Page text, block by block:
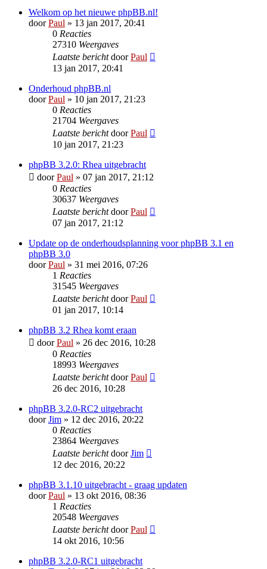
Welkom op het nieuwe phpBB.nl!
doorPaul » 13 jan 2017, 20:41
0 Reacties
27310 Weergaves
Laatste berichtdoorPaul
13 jan 2017, 20:41
Onderhoud phpBB.nl
doorPaul » 10 jan 2017, 21:23
0 Reacties
21704 Weergaves
Laatste berichtdoorPaul
10 jan 2017, 21:23
phpBB 3.2.0: Rhea uitgebracht
doorPaul » 07 jan 2017, 21:12
0 Reacties
30637 Weergaves
Laatste berichtdoorPaul
07 jan 2017, 21:12
Update op de onderhoudsplanning voor phpBB 3.1 en
phpBB 3.0
doorPaul » 31 mei 2016, 07:26
1 Reacties
31545 Weergaves
Laatste berichtdoorPaul
01 jan 2017, 10:14
phpBB 3.2 Rhea komt eraan
doorPaul » 26 dec 2016, 10:28
0 Reacties
18993 Weergaves
Laatste berichtdoorPaul
26 dec 2016, 10:28
phpBB 3.2.0-RC2 uitgebracht
doorJim » 12 dec 2016, 20:22
0 Reacties
23864 Weergaves
Laatste berichtdoorJim
12 dec 2016, 20:22
phpBB 3.1.10 uitgebracht - graag updaten
doorPaul » 13 okt 2016, 08:36
1 Reacties
20548 Weergaves
Laatste berichtdoorPaul
14 okt 2016, 10:56
phpBB 3.2.0-RC1 uitgebracht